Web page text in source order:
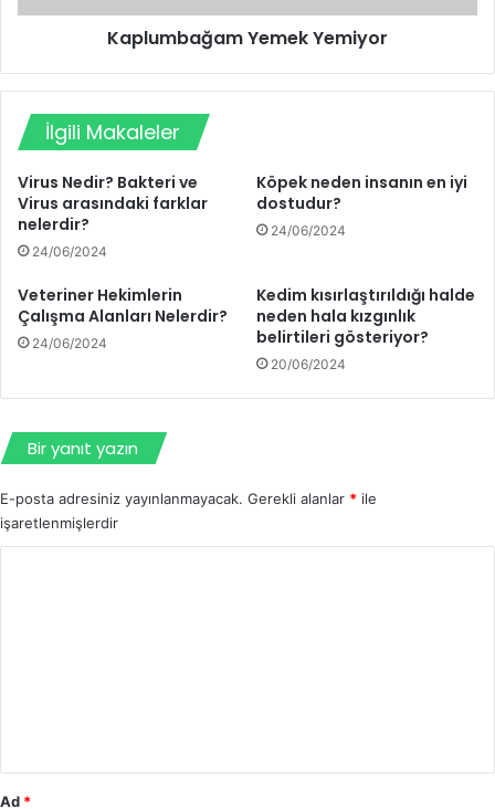
Kaplumbağam Yemek Yemiyor
İlgili Makaleler
Virus Nedir? Bakteri ve
Virus arasındaki farklar
nelerdir?
24/06/2024
Köpek neden insanın en iyi
dostudur?
24/06/2024
Veteriner Hekimlerin
Çalışma Alanları Nelerdir?
24/06/2024
Kedim kısırlaştırıldığı halde
neden hala kızgınlık
belirtileri gösteriyor?
20/06/2024
Bir yanıt yazın
E-posta adresiniz yayınlanmayacak. Gerekli alanlar * ile
işaretlenmişlerdir
Ad *